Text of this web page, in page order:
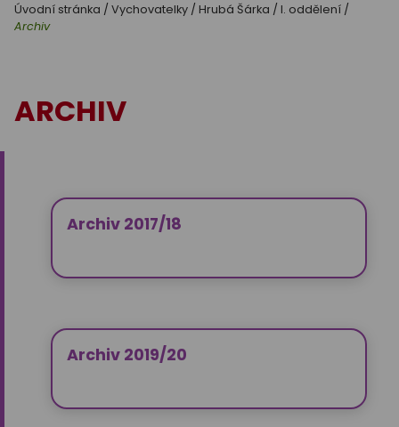
Úvodní stránka / Vychovatelky / Hrubá Šárka / I. oddělení /
Archiv
ARCHIV
Archiv 2017/18
Archiv 2019/20